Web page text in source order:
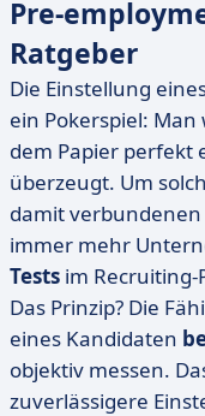
Pre-
Ratgeber
Die Einstellung
ein Pokerspiel:
dem Papier perfekt
überzeugt. Um
damit
immer mehr
Tests im Recruiting-
Das Prinzip? Die
eines Kandidaten
objektiv messen.
zuverlässigere